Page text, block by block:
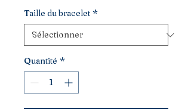
Taille du bracelet *
Quantité *